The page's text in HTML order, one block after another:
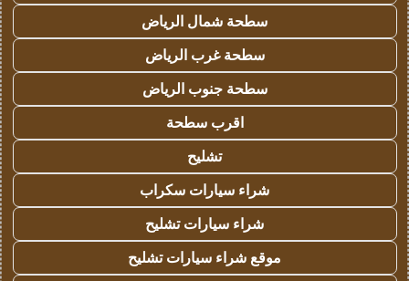
سطحة شمال الرياض
سطحة غرب الرياض
سطحة جنوب الرياض
اقرب سطحة
تشليح
شراء سيارات سكراب
شراء سيارات تشليح
موقع شراء سيارات تشليح